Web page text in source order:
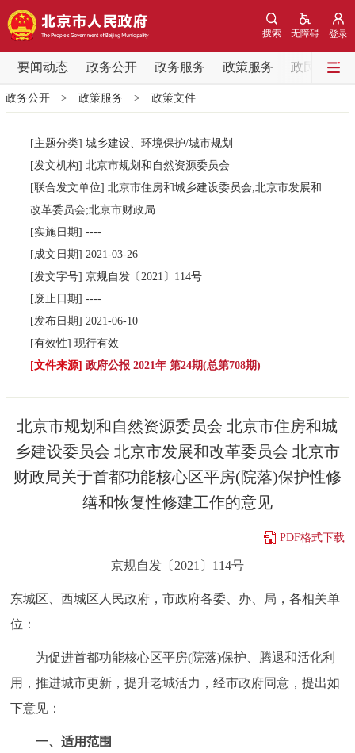
登录
无障碍
搜索
要闻动态 政务公开 政务服务 政策服务 政民互动
要闻动态
党中央精神 国务院信息
北京要闻 会议信息
政务公开
市领导 机构职能
政策兑现
个人服务 法人服务 部门服务
便民服务 利企服务 投资项目
政民互动
参与调查 在线访谈 图说互动
走进北京
政务公开> 政策服务 > 政策文件
[主题分类] 城乡建设、环境保护/城市规划
[发文机构] 北京市规划和自然资源委员会
[联合发文单位] 北京市住房和城乡建设委员会;北京市发展和
改革委员会;北京市财政局
[实施日期] ----
[成文日期] 2021-03-26
[发文字号] 京规自发〔2021〕 114号
[废止日期] ----
[发布日期] 2021-06-10
[有效性] 现行有效
[文件来源] 政府公报 2021年 第24期(总第708期)
北京市规划和自然资源委员会 北京市住房和城
乡建设委员会 北京市发展和改革委员会 北京市
财政局关于首都功能核心区平房(院落)保护性修
缮和恢复性修建工作的意见
PDF格式下载
京规自发〔2021〕114号
东城区、西城区人民政府，市政府各委、办、局，各相关单
位：
为促进首都功能核心区平房(院落)保护、腾退和活化利
用，推进城市更新，提升老城活力，经市政府同意，提出如
下意见：
一、适用范围